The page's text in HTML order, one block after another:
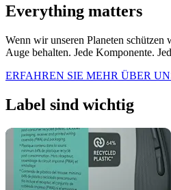
Everything matters
Wenn wir unseren Planeten schützen
Auge behalten. Jede Komponente.
ERFAHREN SIE MEHR ÜBER
Label sind wichtig